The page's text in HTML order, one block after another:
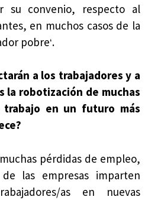
su convenio, respecto al
en muchos casos de la
pobre‘.
a los trabajadores y a
la robotización de muchas
en un futuro más
pérdidas de empleo,
las empresas imparten
as en nuevas